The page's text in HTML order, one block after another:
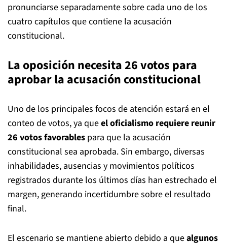
pronunciarse separadamente sobre cada uno de los
cuatro capítulos que contiene la acusación
constitucional.
La oposición necesita 26 votos para
aprobar la acusación constitucional
Uno de los principales focos de atención estará en el
conteo de votos, ya queel oficialismo requiere reunir
26 votos favorables para que la acusación
constitucional sea aprobada. Sin embargo, diversas
inhabilidades, ausencias y movimientos políticos
registrados durante los últimos días han estrechado el
margen, generando incertidumbre sobre el resultado
final.
El escenario se mantiene abierto debido a quealgunos